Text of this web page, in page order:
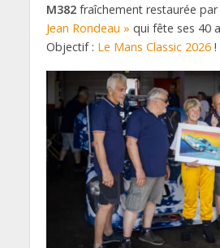
M382fraîchement restaurée par
Jean Rondeau » qui fête ses 40
Objectif : Le Mans Classic 2026!